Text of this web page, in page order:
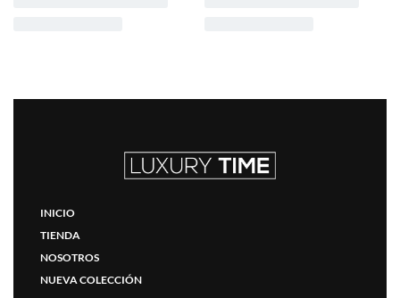
INICIO
TIENDA
NOSOTROS
NUEVA COLECCIÓN